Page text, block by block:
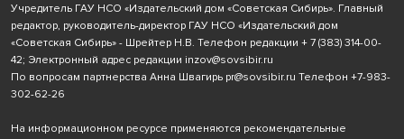
Учредитель ГАУ НСО «Издательский дом «Советская Сибирь». Главный
редактор, руководитель-директор ГАУ НСО «Издательский дом
«Советская Сибирь» - Шрейтер Н.В. Телефон редакции + 7 (383) 314-00-
42; Электронный адрес редакции inzov@sovsibir.ru
По вопросам партнерства Анна Швагирь pr@sovsibir.ru Телефон +7-983-
302-62-26
На информационном ресурсе применяются рекомендательные